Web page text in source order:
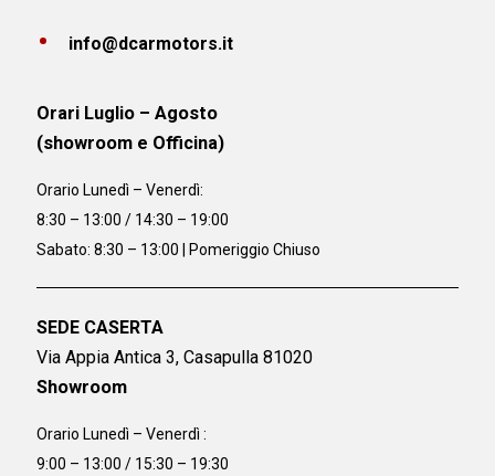
info@dcarmotors.it
Orari Luglio – Agosto
(showroom e Officina)
Orario Lunedì – Venerdì:
8:30 – 13:00 / 14:30 – 19:00
Sabato: 8:30 – 13:00 | Pomeriggio Chiuso
SEDE CASERTA
Via Appia Antica 3, Casapulla 81020
Showroom
Orario Lunedì – Venerdì :
9:00 – 13:00 / 15:30 – 19:30